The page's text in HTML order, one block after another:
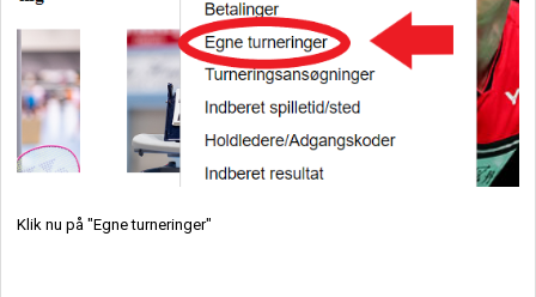
Klik nu på "Egne turneringer"